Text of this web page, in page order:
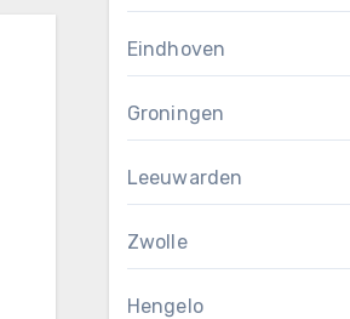
Eindhoven
Groningen
Leeuwarden
Zwolle
Hengelo